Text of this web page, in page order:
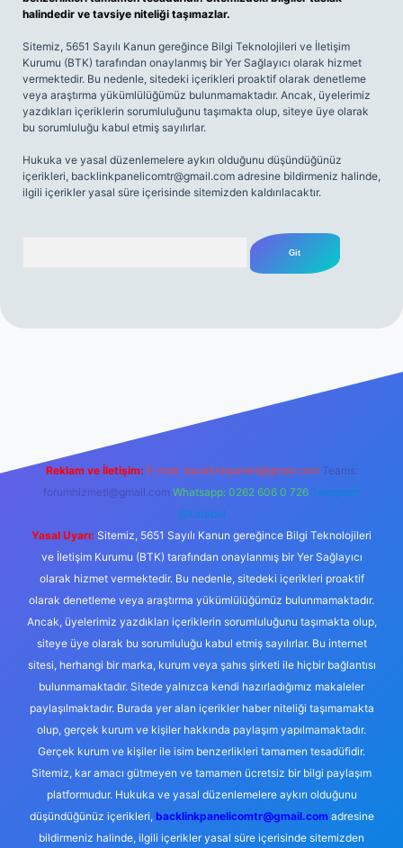
halindedir ve tavsiye niteliği taşımazlar.
Sitemiz, 5651 Sayılı Kanun gereğince Bilgi Teknolojileri ve İletişim
Kurumu (BTK) tarafından onaylanmış bir Yer Sağlayıcı olarak hizmet
vermektedir. Bu nedenle, sitedeki içerikleri proaktif olarak denetleme
veya araştırma yükümlülüğümüz bulunmamaktadır. Ancak, üyelerimiz
yazdıkları içeriklerin sorumluluğunu taşımakta olup, siteye üye olarak
bu sorumluluğu kabul etmiş sayılırlar.
Hukuka ve yasal düzenlemelere aykırı olduğunu düşündüğünüz
içerikleri, backlinkpanelicomtr@gmail.com adresine bildirmeniz halinde,
ilgili içerikler yasal süre içerisinde sitemizden kaldırılacaktır.
Reklam ve İletişim: E-mail: backlinkpaneli@gmail.com Teams:
forumhizmeti@gmail.com Whatsapp: 0262 606 0 726 Telegram:
@karabul
Yasal Uyarı: Sitemiz, 5651 Sayılı Kanun gereğince Bilgi Teknolojileri
ve İletişim Kurumu (BTK) tarafından onaylanmış bir Yer Sağlayıcı
olarak hizmet vermektedir. Bu nedenle, sitedeki içerikleri proaktif
olarak denetleme veya araştırma yükümlülüğümüz bulunmamaktadır.
Ancak, üyelerimiz yazdıkları içeriklerin sorumluluğunu taşımakta olup,
siteye üye olarak bu sorumluluğu kabul etmiş sayılırlar. Bu internet
sitesi, herhangi bir marka, kurum veya şahıs şirketi ile hiçbir bağlantısı
bulunmamaktadır. Sitede yalnızca kendi hazırladığımız makaleler
paylaşılmaktadır. Burada yer alan içerikler haber niteliği taşımamakta
olup, gerçek kurum ve kişiler hakkında paylaşım yapılmamaktadır.
Gerçek kurum ve kişiler ile isim benzerlikleri tamamen tesadüfidir.
Sitemiz, kar amacı gütmeyen ve tamamen ücretsiz bir bilgi paylaşım
platformudur. Hukuka ve yasal düzenlemelere aykırı olduğunu
düşündüğünüz içerikleri, backlinkpanelicomtr@gmail.comadresine
bildirmeniz halinde, ilgili içerikler yasal süre içerisinde sitemizden